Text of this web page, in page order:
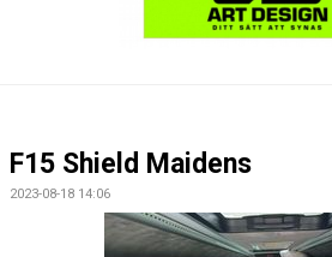
BILDGALLERI
MEDLEMSKAP
F15 Shield Maidens
2023-08-18 14:06